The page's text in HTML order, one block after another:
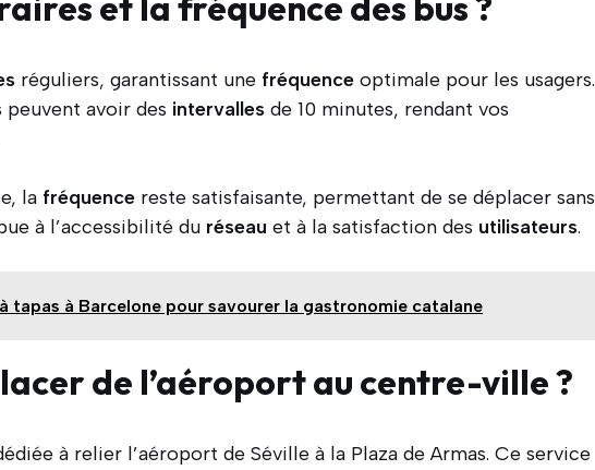
réguliers, garantissant une fréquence optimale pour les usagers.
peuvent avoir des intervalles de 10 minutes, rendant vos
la fréquence reste satisfaisante, permettant de se déplacer sans
à l’accessibilité du réseau et à la satisfaction des utilisateurs.
tapas à Barcelone pour savourer la gastronomie catalane
de l’aéroport au centre-ville ?
à relier l’aéroport de Séville à la Plaza de Armas. Ce service